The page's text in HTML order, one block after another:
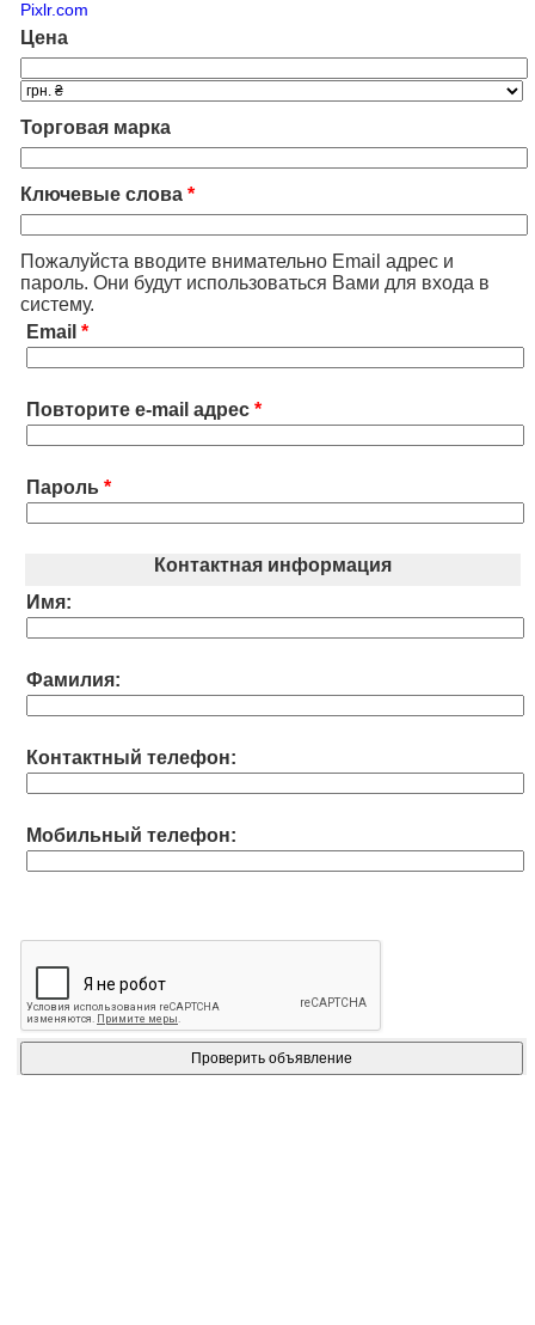
Pixlr.com
Цена
Торговая марка
Ключевые слова *
Пожалуйста вводите внимательно Email адрес и
пароль. Они будут использоваться Вами для входа в
систему.
Email *
Повторите e-mail адрес *
Пароль *
Контактная информация
Имя:
Фамилия:
Контактный телефон:
Мобильный телефон: